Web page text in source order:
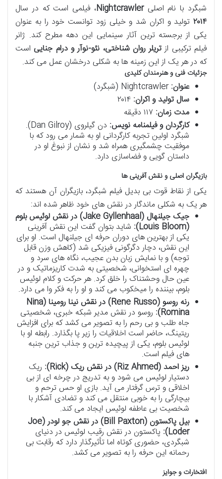
شبگرد با نام اصلیNightcrawler، فیلمی است که در سال
۲۰۱۴ تولید و اکران شد و خیلی زود توانست خود را به عنوان
یکی از برجسته ترین آثار سینمایی این دهه مطرح کند. ژانر
فیلم ترکیبی ازتریلر روان شناختی، نئو-نوآر و درام جناییاست
که در هر یک از این زمینه ها به شکلی درخشان عمل می کند.
جزئیات فنی و هنرمندان کلیدی
عنوان:Nightcrawler (شبگرد)
سال تولید و اکران:
مدت زمان:
کارگردان و فیلمنامه نویس:
دن گیلروی (Dan Gilroy).
شبگرد اولین تجربه کارگردانی او به شمار می رود که با
موفقیت چشمگیری همراه شد و نشان از نبوغ او در
داستان گویی و فضاسازی دارد.
بازیگران اصلی و نقش آفرینی ها
یکی از نقاط قوت بی بدیل فیلم شبگرد، بازیگران آن هستند که
هر یک به شکلی ماندگار در نقش های خود ظاهر شده اند:
جیک جیلنهال (Jake Gyllenhaal) در نقش لوئیس بلوم
(Louis Bloom): شاید بتوان گفت این نقش آفرینی
یکی از بهترین های دوران حرفه ای جیلنهال است. او برای
این نقش، دچار دگرگونی فیزیکی شد (کاهش وزن قابل
توجه) و با نمایش زبان بدن عجیب، نگاه های سرد و
چهره ای استخوانی، شخصیتی به شدت کاریزماتیک و در
عین حال وحشتناک را خلق کرد. هر حرکت و کلام لوئیس
بلوم، بیننده را میخکوب می کند و او را به فکر وا می دارد.
رنه روسو (Rene Russo) در نقش نینا رومینا (Nina
Romina): روسو در نقش مدیر شبکه خبری، شخصیتی
جاه طلب و بی رحم را به تصویر می کشد که برای افزایش
ریتینگ، حاضر است اخلاقیات را زیر پا بگذارد. رابطه او با
لوئیس بلوم، یکی از پیچیده ترین و جذاب ترین جنبه
های فیلم است.
ریز احمد (Riz Ahmed) در نقش ریک (Rick):
ریک
دستیار لوئیس می شود و به تدریج در چرخه ای از بی
اخلاقی و ترس گرفتار می آید. بازی او حس ترحم و
بیچارگی را به خوبی منتقل می کند و تضادی آشکار با
شخصیت بی عاطفه لوئیس ایجاد می کند.
بیل پاکستون (Bill Paxton) در نقش جو لودر (Joe
Loder): پاکستون در نقش رقیب لوئیس در دنیای
شبگردی، حضوری کوتاه اما تأثیرگذار دارد که رقابت بی
رحمانه این حرفه را به تصویر می کشد.
افتخارات و جوایز